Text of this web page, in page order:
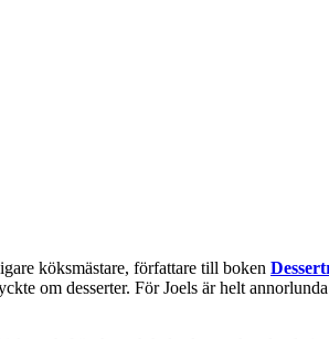
köksmästare, författare till boken
om desserter. För Joels är helt